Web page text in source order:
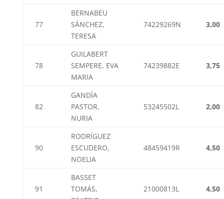
77
BERNABEU
SÁNCHEZ,
TERESA
74229269N 3,00
78
GUILABERT
SEMPERE, EVA
MARIA
74239882E 3,75
82
GANDÍA
PASTOR,
NURIA
53245502L 2,00
90
RODRÍGUEZ
ESCUDERO,
NOELIA
48459419R 4,50
91
BASSET
TOMÁS,
21000813L 4,50